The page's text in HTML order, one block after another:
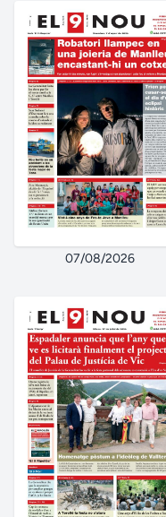
07/08/2026